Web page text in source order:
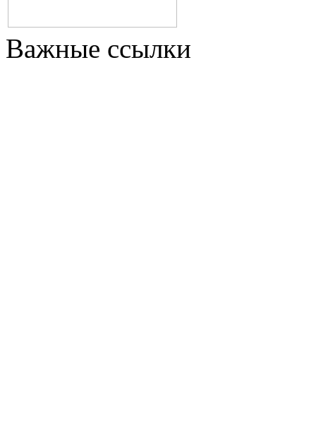
Важные ссылки